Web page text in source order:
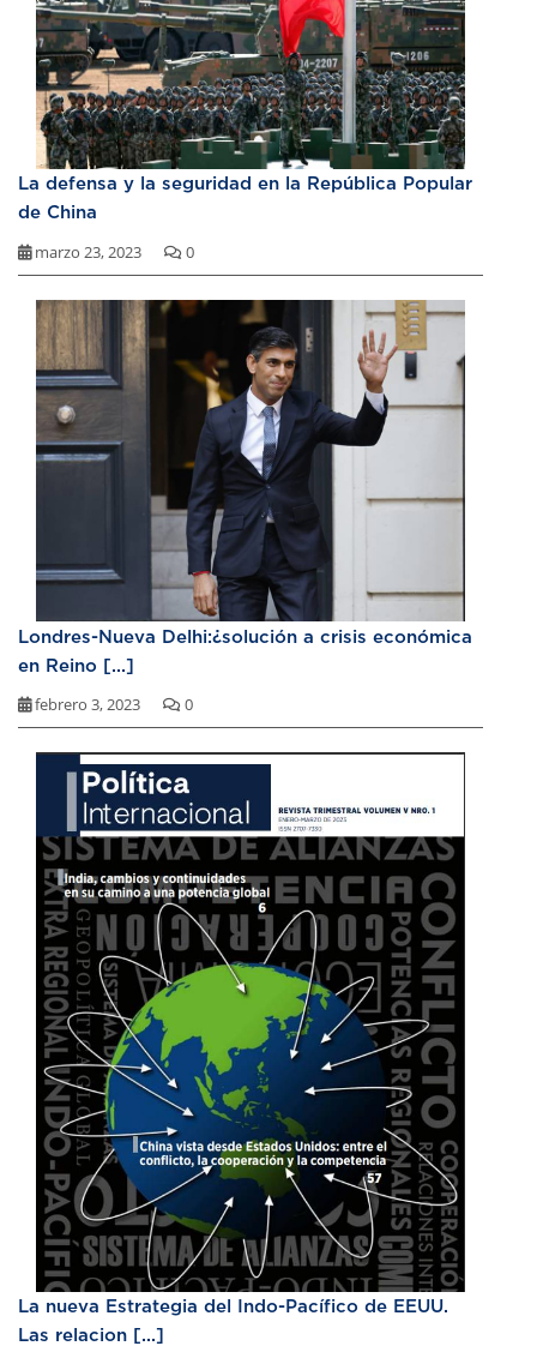
La defensa y la seguridad en la República Popular
de China
marzo 23, 2023 0
Londres-Nueva Delhi:¿solución a crisis económica
en Reino [...]
febrero 3, 2023 0
La nueva Estrategia del Indo-Pacífico de EEUU.
Las relacion [...]